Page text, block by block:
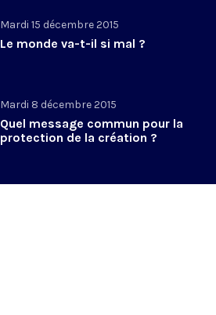
Mardi 15 décembre 2015
Le monde va-t-il si mal ?
Mardi 8 décembre 2015
Quel message commun pour la
protection de la création ?